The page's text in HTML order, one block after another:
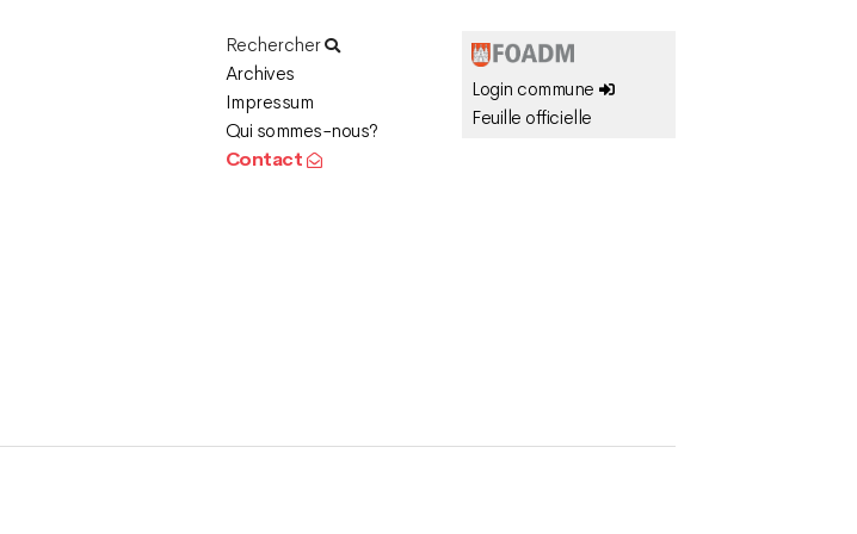
Rechercher
Archives
Impressum
Qui sommes-nous?
Contact
Login commune
Feuille officielle